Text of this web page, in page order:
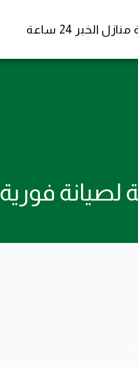
الخبر 24 ساعة
سريعة لصيانة فورية